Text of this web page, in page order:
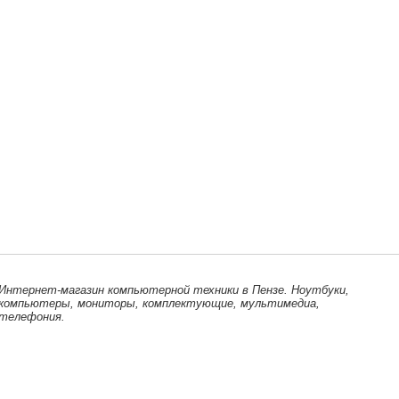
магазин компьютерной техники в Пензе. Ноутбуки,
мониторы, комплектующие, мультимедиа,